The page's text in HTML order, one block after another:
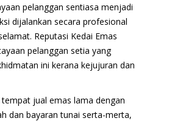
pelanggan sentiasa menjadi
dijalankan secara profesional
Reputasi Kedai Emas
pelanggan setia yang
ini kerana kejujuran dan
jual emas lama dengan
dan bayaran tunai serta-merta,